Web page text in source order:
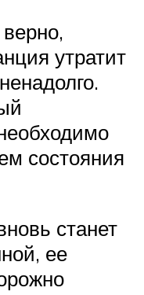
утратит
состояния
станет
ее